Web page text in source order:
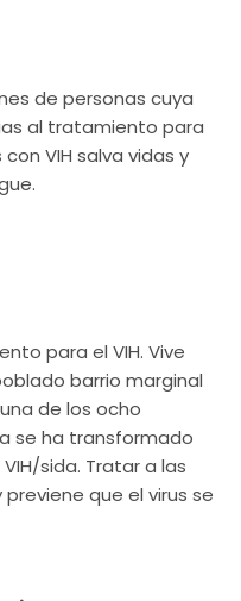
de personas cuya
al tratamiento para
VIH salva vidas y
para el VIH. Vive
barrio marginal
de los ocho
se ha transformado
sida. Tratar a las
que el virus se